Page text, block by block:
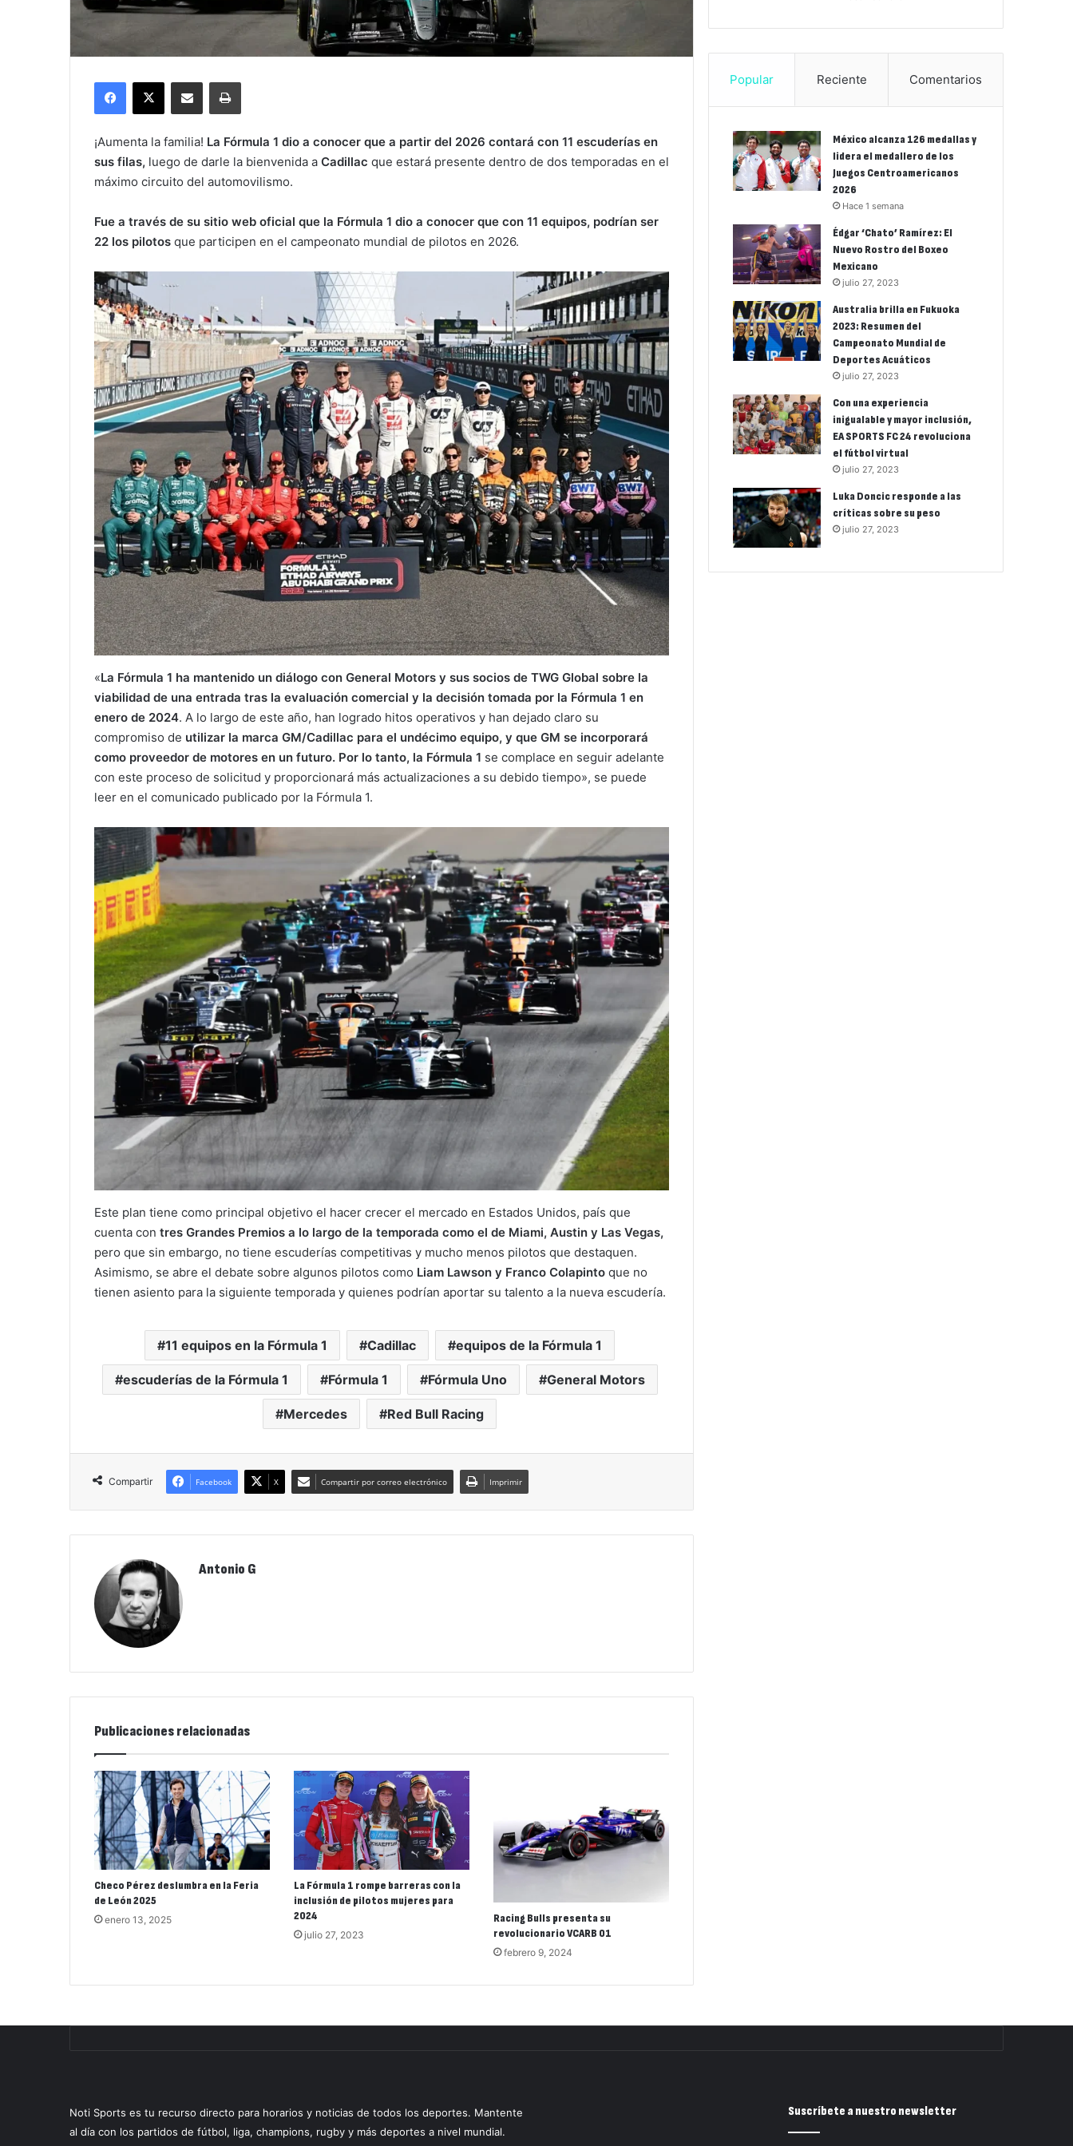
Facebook
X Compartir por correo electrónicoImprimir
¡Aumenta la familia! La Fórmula 1 dio a conocer que a partir del 2026 contará con 11 escuderías en
sus filas, luego de darle la bienvenida a Cadillac que estará presente dentro de dos temporadas en el
máximo circuito del automovilismo.
Fue a través de su sitio web oficial que la Fórmula 1 dio a conocer que con 11 equipos, podrían ser
22 los pilotos que participen en el campeonato mundial de pilotos en 2026.
«La Fórmula 1 ha mantenido un diálogo con General Motors y sus socios de TWG Global sobre la
viabilidad de una entrada tras la evaluación comercial y la decisión tomada por la Fórmula 1 en
enero de 2024. A lo largo de este año, han logrado hitos operativos y han dejado claro su
compromiso de utilizar la marca GM/Cadillac para el undécimo equipo, y que GM se incorporará
como proveedor de motores en un futuro. Por lo tanto, la Fórmula 1 se complace en seguir adelante
con este proceso de solicitud y proporcionará más actualizaciones a su debido tiempo», se puede
leer en el comunicado publicado por la Fórmula 1.
Este plan tiene como principal objetivo el hacer crecer el mercado en Estados Unidos, país que
cuenta con tres Grandes Premios a lo largo de la temporada como el de Miami, Austin y Las Vegas,
pero que sin embargo, no tiene escuderías competitivas y mucho menos pilotos que destaquen.
Asimismo, se abre el debate sobre algunos pilotos como Liam Lawson y Franco Colapinto que no
tienen asiento para la siguiente temporada y quienes podrían aportar su talento a la nueva escudería.
11 equipos en la Fórmula 1 Cadillac equipos de la Fórmula 1
escuderías de la Fórmula 1 Fórmula 1 Fórmula Uno General Motors
Mercedes Red Bull Racing
Compartir Facebook X Compartir por correo electrónico Imprimir
Antonio G
Publicaciones relacionadas
Checo Pérez deslumbra en la Feria
de León 2025
enero 13, 2025
La Fórmula 1 rompe barreras con la
inclusión de pilotos mujeres para
2024
julio 27, 2023
Racing Bulls presenta su
revolucionario VCARB 01
febrero 9, 2024
Popular Reciente Comentarios
México alcanza 126 medallas y
lidera el medallero de los
Juegos Centroamericanos
2026
Hace 1 semana
Édgar ‘Chato’ Ramírez: El
Nuevo Rostro del Boxeo
Mexicano
julio 27, 2023
Australia brilla en Fukuoka
2023: Resumen del
Campeonato Mundial de
Deportes Acuáticos
julio 27, 2023
Con una experiencia
inigualable y mayor inclusión,
EA SPORTS FC 24 revoluciona
el fútbol virtual
julio 27, 2023
Luka Doncic responde a las
críticas sobre su peso
julio 27, 2023
Noti Sports es tu recurso directo para horarios y noticias de todos los deportes. Mantente
al día con los partidos de fútbol, liga, champions, rugby y más deportes a nivel mundial.
Suscríbete a nuestro newsletter